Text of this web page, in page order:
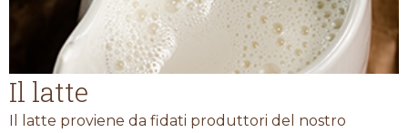
Il latte
Il latte proviene da fidati produttori del nostro